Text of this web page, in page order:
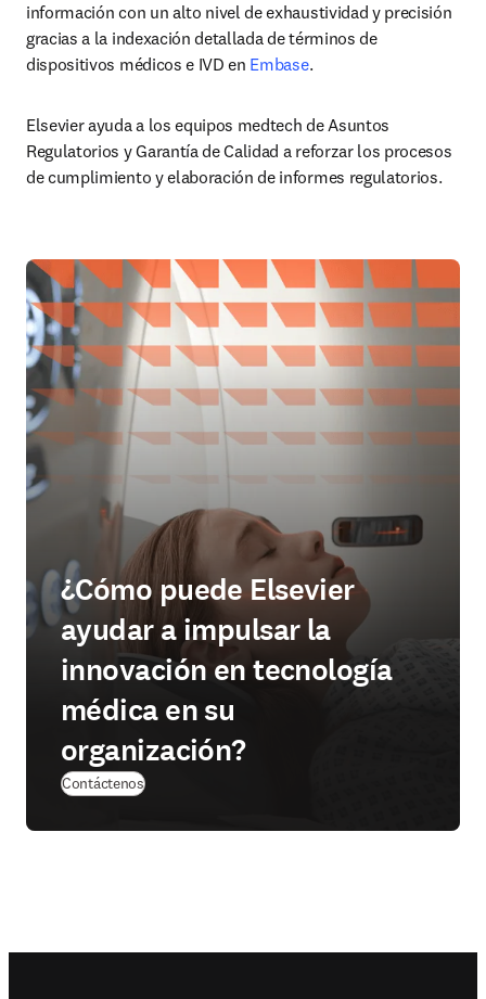
información con un alto nivel de exhaustividad y precisión
gracias a la indexación detallada de términos de
dispositivos médicos e IVD en Embase.
Elsevier ayuda a los equipos medtech de Asuntos
Regulatorios y Garantía de Calidad a reforzar los procesos
de cumplimiento y elaboración de informes regulatorios.
¿Cómo puede Elsevier
ayudar a impulsar la
innovación en tecnología
médica en su
organización?
Contáctenos